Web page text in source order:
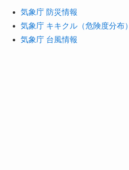
気象庁 防災情報
気象庁 キキクル（危険度分布）
気象庁 台風情報